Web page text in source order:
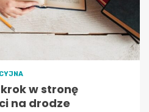
w stronę
na drodze